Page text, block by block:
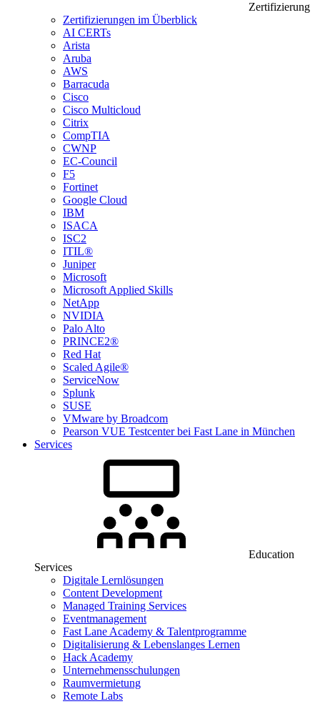
Zertifizierung
Zertifizierungen im Überblick
AI CERTs
Arista
Aruba
AWS
Barracuda
Cisco
Cisco Multicloud
Citrix
CompTIA
CWNP
EC-Council
F5
Fortinet
Google Cloud
IBM
ISACA
ISC2
ITIL®
Juniper
Microsoft
Microsoft Applied Skills
NetApp
NVIDIA
Palo Alto
PRINCE2®
Red Hat
Scaled Agile®
ServiceNow
Splunk
SUSE
VMware by Broadcom
Pearson VUE Testcenter bei Fast Lane in München
Services
Education
Services
Digitale Lernlösungen
Content Development
Managed Training Services
Eventmanagement
Fast Lane Academy & Talentprogramme
Digitalisierung & Lebenslanges Lernen
Hack Academy
Unternehmensschulungen
Raumvermietung
Remote Labs